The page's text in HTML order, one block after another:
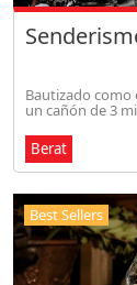
Bautizado como
un cañón de 3
Berat
Best Sellers